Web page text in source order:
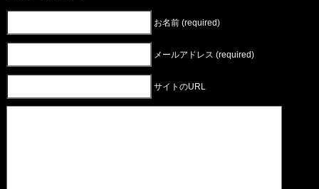
お名前 (required)
メールアドレス (required)
サイトのURL